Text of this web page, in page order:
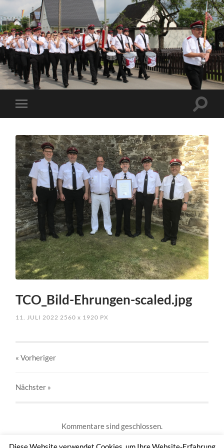
TCO_Bild-Ehrungen-scaled.jpg
11. JULI 2022 2560x 1920 PX
« Vorheriger
Nächster »
Kommentare sind geschlossen.